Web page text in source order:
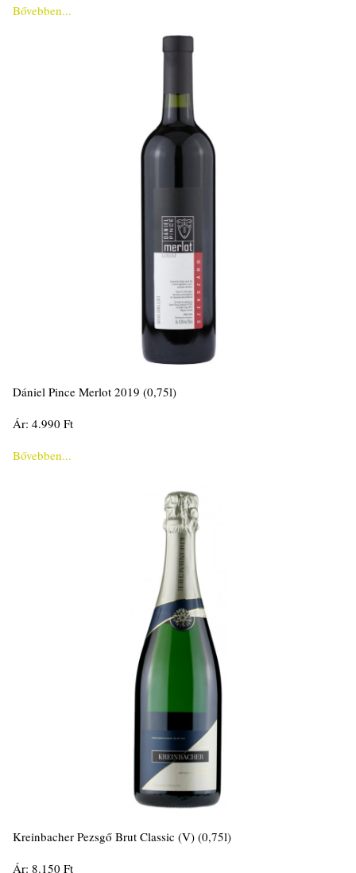
Bővebben...
Dániel Pince Merlot 2019 (0,75l)
Ár: 4.990 Ft
Bővebben...
Kreinbacher Pezsgő Brut Classic (V) (0,75l)
Ár: 8.150 Ft